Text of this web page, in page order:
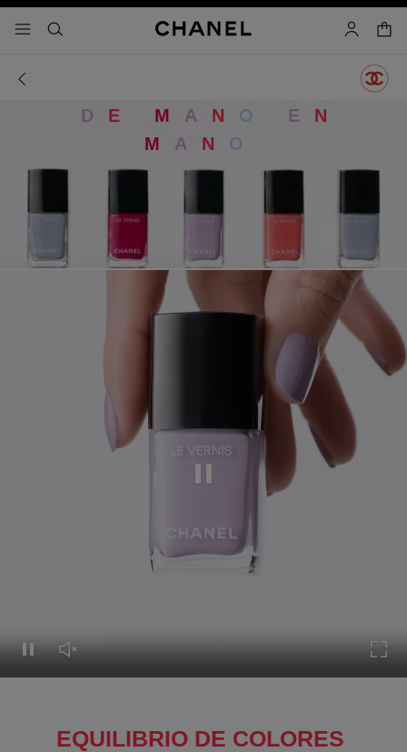
- navegación principal
buscar cuenta
carrito
Pausar el vídeo
Pausar el vídeo
Activar el sonido del vídeo
D E M A N O E N
M A N O
EQUILIBRIO DE COLORES